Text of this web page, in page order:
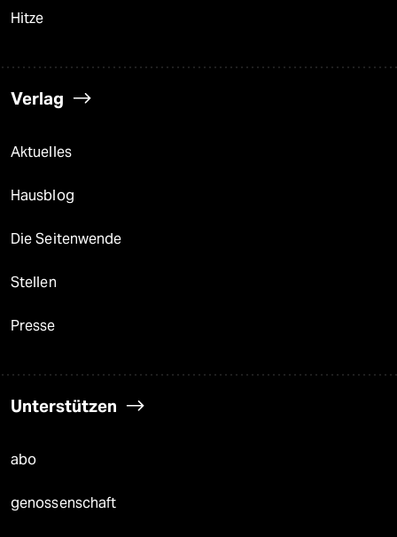
Hitze
Verlag
Aktuelles
Hausblog
Die Seitenwende
Stellen
Presse
Unterstützen
abo
genossenschaft